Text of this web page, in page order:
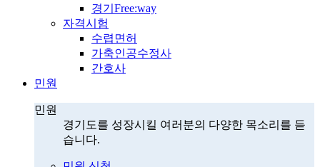
경기Free:way
자격시험
수렵면허
가축인공수정사
간호사
민원
민원
경기도를 성장시킬 여러분의 다양한 목소리를 듣
습니다.